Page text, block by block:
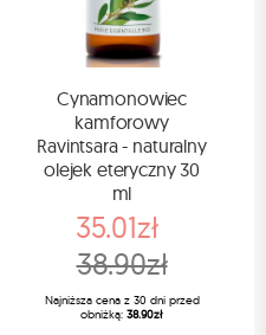
Cynamonowiec
kamforowy
Ravintsara - naturalny
olejek eteryczny 30
ml
35.01zł
38.90zł
Najniższa cena z 30 dni przed
obniżką: 38.90zł